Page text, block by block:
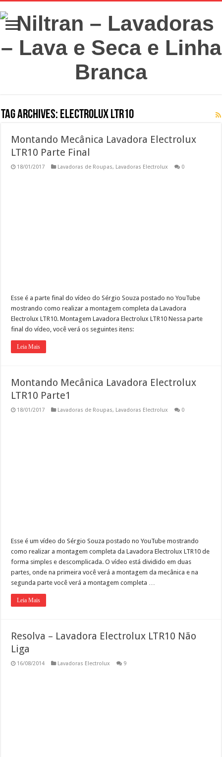
Tag Archives: electrolux ltr10
Montando Mecânica Lavadora Electrolux
LTR10 Parte Final
18/01/2017 Lavadoras de Roupas, Lavadoras Electrolux 0
Esse é a parte final do vídeo do Sérgio Souza postado no YouTube
mostrando como realizar a montagem completa da Lavadora
Electrolux LTR10. Montagem Lavadora Electrolux LTR10 Nessa parte
final do vídeo, você verá os seguintes itens:
Leia Mais
Montando Mecânica Lavadora Electrolux
LTR10 Parte1
18/01/2017 Lavadoras de Roupas, Lavadoras Electrolux 0
Esse é um vídeo do Sérgio Souza postado no YouTube mostrando
como realizar a montagem completa da Lavadora Electrolux LTR10 de
forma simples e descomplicada. O vídeo está dividido em duas
partes, onde na primeira você verá a montagem da mecânica e na
segunda parte você verá a montagem completa …
Leia Mais
Resolva – Lavadora Electrolux LTR10 Não
Liga
16/08/2014 Lavadoras Electrolux 9